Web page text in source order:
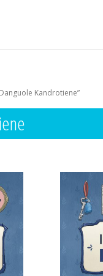
Kandrotiene”